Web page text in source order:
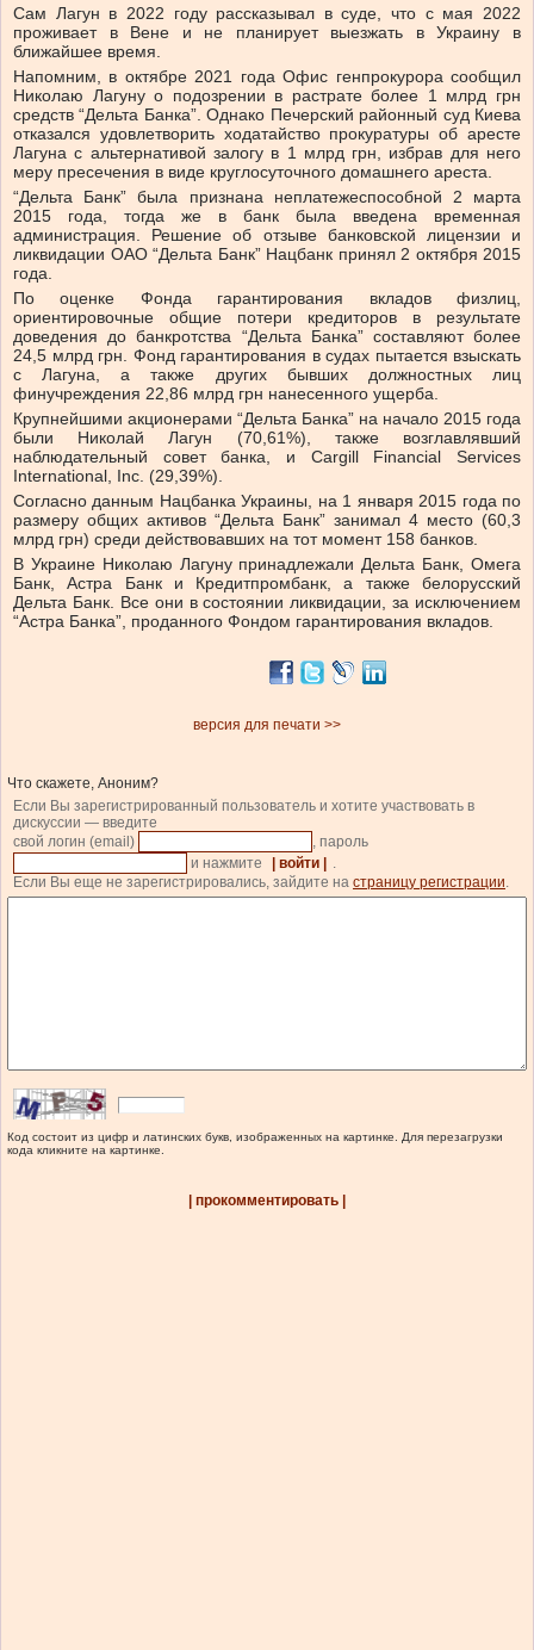
Сам Лагун в 2022 году рассказывал в суде, что с мая 2022
проживает в Вене и не планирует выезжать в Украину в
ближайшее время.
Напомним, в октябре 2021 года Офис генпрокурора сообщил
Николаю Лагуну о подозрении в растрате более 1 млрд грн
средств “Дельта Банка”. Однако Печерский районный суд Киева
отказался удовлетворить ходатайство прокуратуры об аресте
Лагуна с альтернативой залогу в 1 млрд грн, избрав для него
меру пресечения в виде круглосуточного домашнего ареста.
“Дельта Банк” была признана неплатежеспособной 2 марта
2015 года, тогда же в банк была введена временная
администрация. Решение об отзыве банковской лицензии и
ликвидации ОАО “Дельта Банк” Нацбанк принял 2 октября 2015
года.
По оценке Фонда гарантирования вкладов физлиц,
ориентировочные общие потери кредиторов в результате
доведения до банкротства “Дельта Банка” составляют более
24,5 млрд грн. Фонд гарантирования в судах пытается взыскать
с Лагуна, а также других бывших должностных лиц
финучреждения 22,86 млрд грн нанесенного ущерба.
Крупнейшими акционерами “Дельта Банка” на начало 2015 года
были Николай Лагун (70,61%), также возглавлявший
наблюдательный совет банка, и Cargill Financial Services
International, Inc. (29,39%).
Согласно данным Нацбанка Украины, на 1 января 2015 года по
размеру общих активов “Дельта Банк” занимал 4 место (60,3
млрд грн) среди действовавших на тот момент 158 банков.
В Украине Николаю Лагуну принадлежали Дельта Банк, Омега
Банк, Астра Банк и Кредитпромбанк, а также белорусский
Дельта Банк. Все они в состоянии ликвидации, за исключением
“Астра Банка”, проданного Фондом гарантирования вкладов.
версия для печати >>
Что скажете, Аноним?
Если Вы зарегистрированный пользователь и хотите участвовать в
дискуссии — введите
свой логин (email)
, пароль
и нажмите
| войти |
.
Если Вы еще не зарегистрировались, зайдите на страницу регистрации.
Код состоит из цифр и латинских букв, изображенных на картинке. Для перезагрузки
кода кликните на картинке.
| прокомментировать |